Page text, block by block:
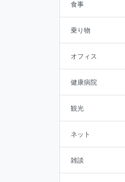
食事
乗り物
オフィス
健康病院
観光
ネット
雑談